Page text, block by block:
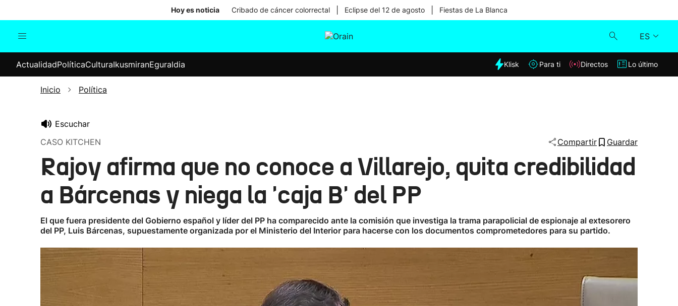
Hoy es noticia Cribado de cáncer colorrectal Eclipse del 12 de agosto Fiestas de La Blanca
ES
Internacional
Elecciones
Klisk
Lo último
ActualidadPolíticaCulturaIkusmiranEguraldia Klisk Para ti Directos Lo último
Inicio Política
Escuchar
CASO KITCHEN
Compartir Guardar
Rajoy afirma que no conoce a Villarejo, quita credibilidad
a Bárcenas y niega la 'caja B' del PP
El que fuera presidente del Gobierno español y líder del PP ha comparecido ante la comisión que investiga la trama parapolicial de espionaje al extesorero
del PP, Luis Bárcenas, supuestamente organizada por el Ministerio del Interior para hacerse con los documentos comprometedores para su partido.